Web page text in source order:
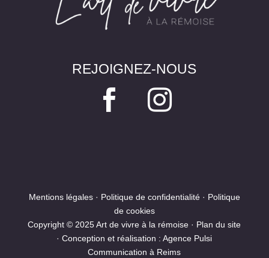
REJOIGNEZ-NOUS
 
Mentions légales· Politique de confidentialité· Politique
de cookies
Copyright © 2025 Art de vivre à la rémoise · Plan du site
· Conception et réalisation :Agence Pulsi
Communication à Reims